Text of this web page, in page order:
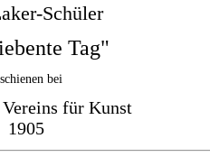
Schüler
Tag"
bei
für Kunst
1905